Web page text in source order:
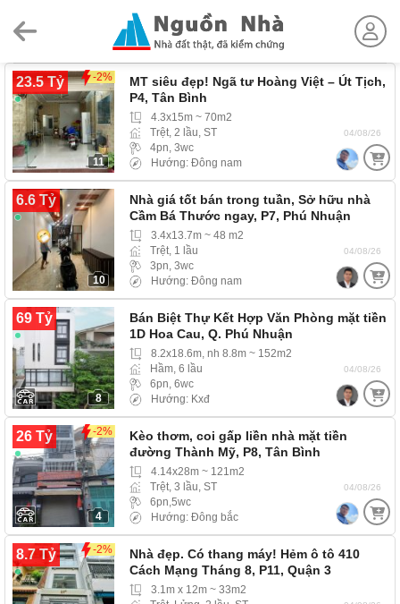
23.5 Tỷ
-2%
11
MT siêu đẹp! Ngã tư Hoàng Việt – Út Tịch,
P4, Tân Bình
4.3x15m ~ 70m2
Trệt, 2 lầu, ST
4pn, 3wc
Hướng: Đông nam
04/08/26
6.6 Tỷ
10
Nhà giá tốt bán trong tuần, Sở hữu nhà
Cầm Bá Thước ngay, P7, Phú Nhuận
3.4x13.7m ~ 48 m2
Trệt, 1 lầu
3pn, 3wc
Hướng: Đông nam
04/08/26
69 Tỷ
8
Bán Biệt Thự Kết Hợp Văn Phòng mặt tiền
1D Hoa Cau, Q. Phú Nhuận
8.2x18.6m, nh 8.8m ~ 152m2
Hầm, 6 lầu
6pn, 6wc
Hướng: Kxđ
04/08/26
26 Tỷ -2%
4
Kèo thơm, coi gấp liền nhà mặt tiền
đường Thành Mỹ, P8, Tân Bình
4.14x28m ~ 121m2
Trệt, 3 lầu, ST
6pn,5wc
Hướng: Đông bắc
04/08/26
8.7 Tỷ -2%
Nhà đẹp. Có thang máy! Hẻm ô tô 410
Cách Mạng Tháng 8, P11, Quận 3
3.1m x 12m ~ 33m2